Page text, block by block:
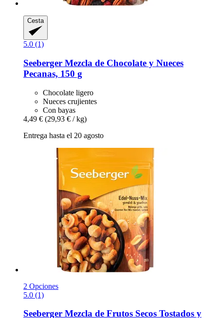
Cesta
5.0 (1)
Seeberger Mezcla de Chocolate y Nueces
Pecanas, 150 g
Chocolate ligero
Nueces crujientes
Con bayas
4,49 € (29,93 € / kg)
Entrega hasta el 20 agosto
2 Opciones
5.0 (1)
Seeberger Mezcla de Frutos Secos Tostados y